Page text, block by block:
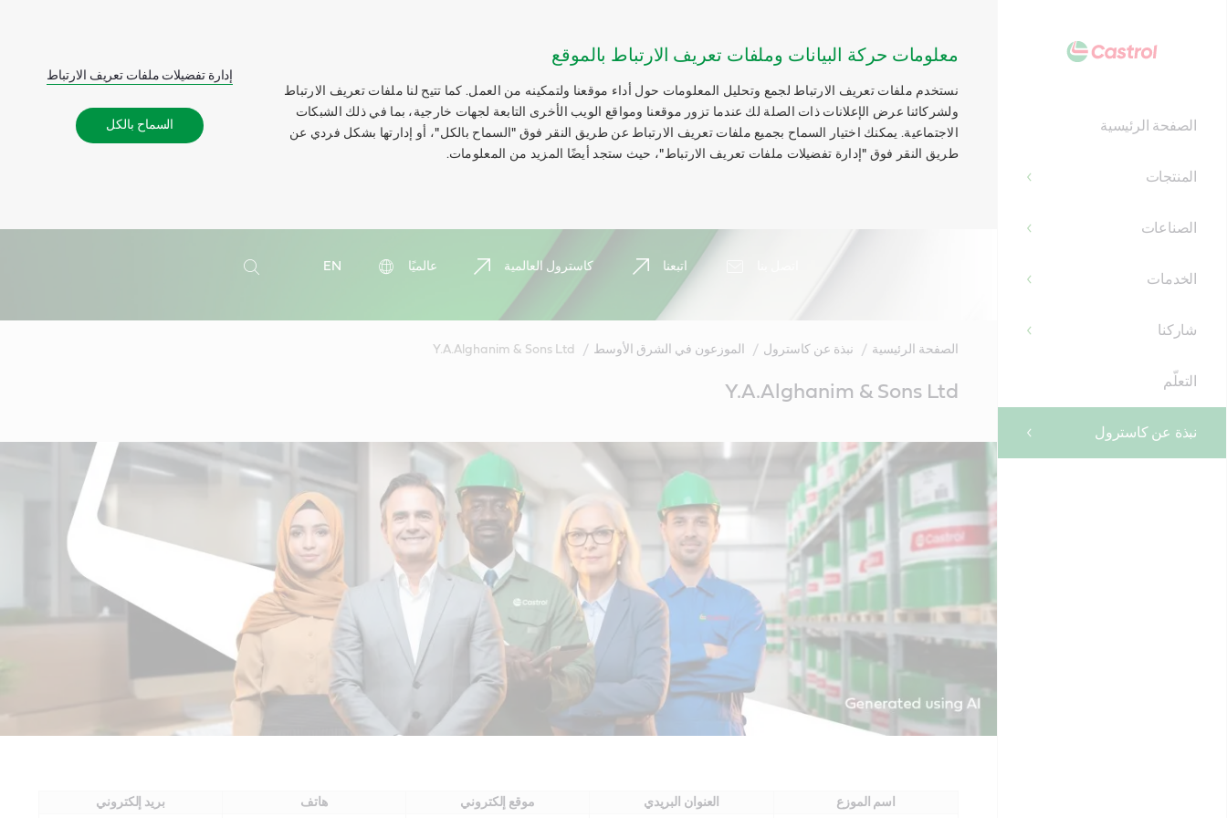
معلومات حركة البيانات وملفات تعريف الارتباط بالموقع
نستخدم ملفات تعريف الارتباط لجمع وتحليل المعلومات حول أداء موقعنا ولتمكينه من العمل. كما تتيح لنا ملفات تعريف الارتباط
ولشركائنا عرض الإعلانات ذات الصلة لك عندما تزور موقعنا ومواقع الويب الأخرى التابعة لجهات خارجية، بما في ذلك الشبكات
الاجتماعية. يمكنك اختيار السماح بجميع ملفات تعريف الارتباط عن طريق النقر فوق "السماح بالكل"، أو إدارتها بشكل فردي عن
طريق النقر فوق "إدارة تفضيلات ملفات تعريف الارتباط"، حيث ستجد أيضًا المزيد من المعلومات.
إدارة تفضيلات ملفات تعريف الارتباط
السماح بالكل
اتبعنا كاسترول العالمية عالميًا
EN
بحث
الصفحة الرئيسية
المنتجات
الصناعات
الخدمات
شاركنا
التعلّم
نبذة عن كاسترول
الصفحة الرئيسية نبذة عن كاسترول الموزعون في الشرق الأوسط Y.A.Alghanim & Sons Ltd
Content
Y.A.Alghanim & Sons Ltd
اسم الموزع العنوان البريدي موقع إلكتروني هاتف بريد إلكتروني